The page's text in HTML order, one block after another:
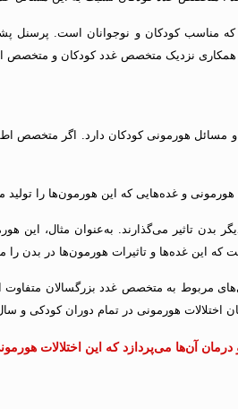
کودکان و نوجوانان است. پرسنل
همکاری نزدیک متخصص غدد کودکان و متخصص
مسائل هورمونی کودکان دارد. اگر متخصص
هورمونی و غده‌هایی که این هورمون‌ها را
بدن تاثیر می‌گذارند. به‌عنوان مثال،
این غده‌ها و تاثیرات هورمون‌ها در بدن را
مربوط به متخصص غدد بزرگسالان
هورمونی در تمام دوران کودکی و
آن‌ها می‌پردازد که این اختلالات